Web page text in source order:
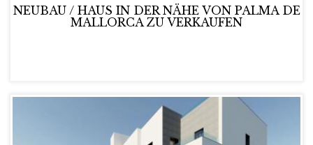
NEUBAU / HAUS IN DER NÄHE VON PALMA DE
MALLORCA ZU VERKAUFEN